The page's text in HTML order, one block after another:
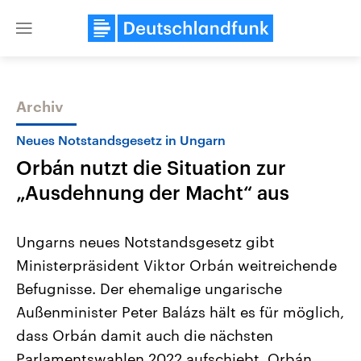
Close
Themen
Landtagswahl Sachsen-Anhalt
2026
Alle Informationen
Sachsen-Anhalt wählt am 6.
September 2026 einen neuen
Landtag. Seit 2021 wird das
Bundesland von einer Koalition aus
Aktuelle Beiträge,
Hintergründe
Wirtschaftlich und
gehören die Vereinigten
den mächtigsten Ländern
mit großem Einfluss auf
Archiv
Neues Notstandsgesetz in Ungarn
Orbán nutzt die Situation zur
„Ausdehnung der Macht“ aus
Ungarns neues Notstandsgesetz gibt
Ministerpräsident Viktor Orbán weitreichende
Befugnisse. Der ehemalige ungarische
Außenminister Peter Balázs hält es für möglich,
dass Orbán damit auch die nächsten